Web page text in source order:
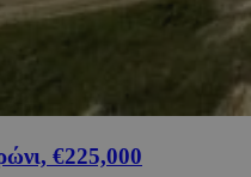
€225,000